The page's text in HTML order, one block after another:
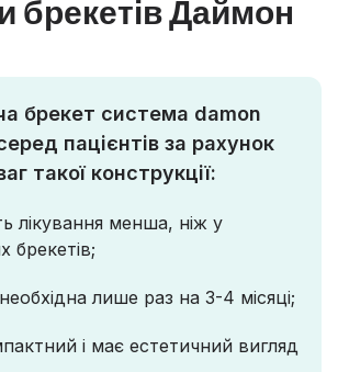
брекетів Даймон
брекет система damon
пацієнтів за рахунок
такої конструкції:
лікування менша, ніж у
брекетів;
лише раз на 3-4 місяці;
і має естетичний вигляд